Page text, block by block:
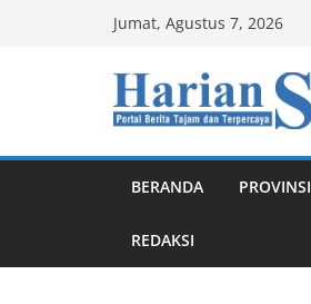
Jumat, Agustus 7, 2026
BERANDA PROVINSI
REDAKSI